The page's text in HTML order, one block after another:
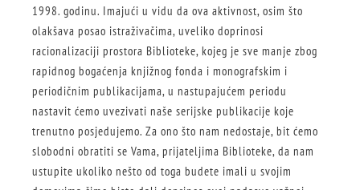
1998. godinu. Imajući u vidu da ova aktivnost, osim što
olakšava posao istraživačima, uveliko doprinosi
racionalizaciji prostora Biblioteke, kojeg je sve manje zbog
rapidnog bogaćenja knjižnog fonda i monografskim i
periodičnim publikacijama, u nastupajućem periodu
nastavit ćemo uvezivati naše serijske publikacije koje
trenutno posjedujemo. Za ono što nam nedostaje, bit ćemo
slobodni obratiti se Vama, prijateljima Biblioteke, da nam
ustupite ukoliko nešto od toga budete imali u svojim